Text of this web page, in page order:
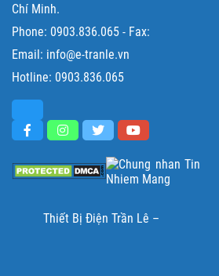
Chí Minh.
Phone: 0903.836.065 - Fax:
Email: info@e-tranle.vn
Hotline: 0903.836.065
Thiết Bị Điện Trần Lê –